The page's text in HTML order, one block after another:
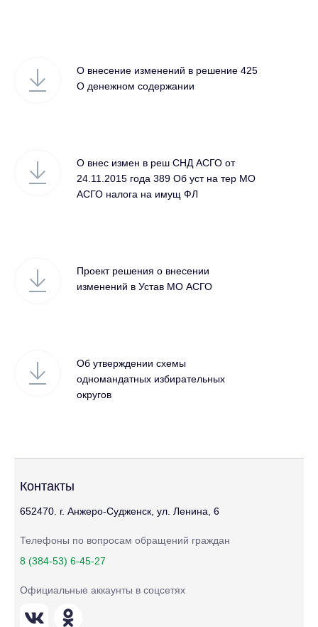
О внесение изменений в решение 425
О денежном содержании
О внес измен в реш СНД АСГО от
24.11.2015 года 389 Об уст на тер МО
АСГО налога на имущ ФЛ
Проект решения о внесении
изменений в Устав МО АСГО
Об утверждении схемы
одномандатных избирательных
округов
Контакты
652470. г. Анжеро-Судженск, ул. Ленина, 6
Телефоны по вопросам обращений граждан
8 (384-53) 6-45-27
Официальные аккаунты в соцсетях